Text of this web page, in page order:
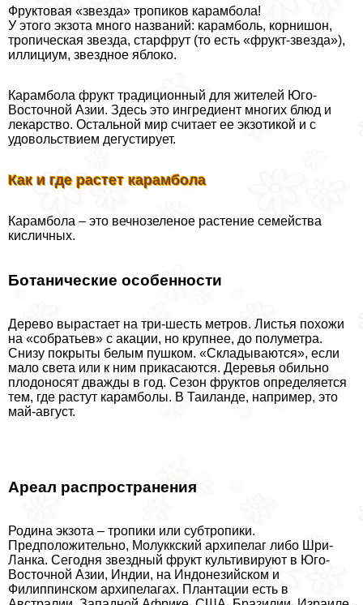
Фруктовая «звезда» тропиков карамбола!
У этого экзота много названий: карамболь, корнишон,
тропическая звезда, старфрут (то есть «фрукт-звезда»),
иллициум, звездное яблоко.
Карамбола фрукт традиционный для жителей Юго-
Восточной Азии. Здесь это ингредиент многих блюд и
лекарство. Остальной мир считает ее экзотикой и с
удовольствием дегустирует.
Как и где растет карамбола
Карамбола – это вечнозеленое растение семейства
кисличных.
Ботанические особенности
Дерево вырастает на три-шесть метров. Листья похожи
на «собратьев» с акации, но крупнее, до полуметра.
Снизу покрыты белым пушком. «Складываются», если
мало света или к ним прикасаются. Деревья обильно
плодоносят дважды в год. Сезон фруктов определяется
тем, где растут карамболы. В Таиланде, например, это
май-август.
Ареал распространения
Родина экзота – тропики или субтропики.
Предположительно, Молуккский архипелаг либо Шри-
Ланка. Сегодня звездный фрукт культивируют в Юго-
Восточной Азии, Индии, на Индонезийском и
Филиппинском архипелагах. Плантации есть в